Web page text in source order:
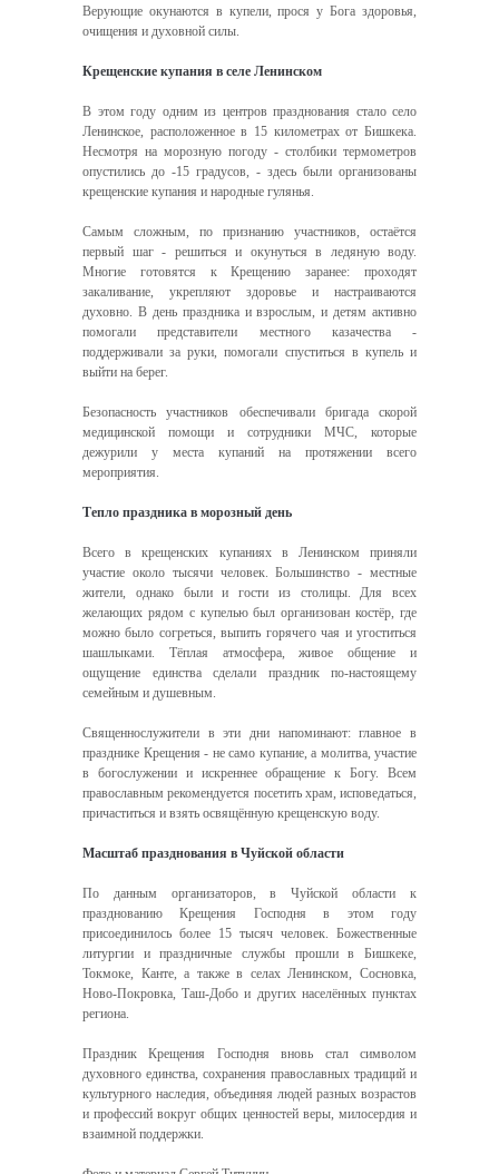
Верующие окунаются в купели, прося у Бога здоровья,
очищения и духовной силы.
Крещенские купания в селе Ленинском
В этом году одним из центров празднования стало село
Ленинское, расположенное в 15 километрах от Бишкека.
Несмотря на морозную погоду - столбики термометров
опустились до -15 градусов, - здесь были организованы
крещенские купания и народные гулянья.
Самым сложным, по признанию участников, остаётся
первый шаг - решиться и окунуться в ледяную воду.
Многие готовятся к Крещению заранее: проходят
закаливание, укрепляют здоровье и настраиваются
духовно. В день праздника и взрослым, и детям активно
помогали представители местного казачества -
поддерживали за руки, помогали спуститься в купель и
выйти на берег.
Безопасность участников обеспечивали бригада скорой
медицинской помощи и сотрудники МЧС, которые
дежурили у места купаний на протяжении всего
мероприятия.
Тепло праздника в морозный день
Всего в крещенских купаниях в Ленинском приняли
участие около тысячи человек. Большинство - местные
жители, однако были и гости из столицы. Для всех
желающих рядом с купелью был организован костёр, где
можно было согреться, выпить горячего чая и угоститься
шашлыками. Тёплая атмосфера, живое общение и
ощущение единства сделали праздник по-настоящему
семейным и душевным.
Священнослужители в эти дни напоминают: главное в
празднике Крещения - не само купание, а молитва, участие
в богослужении и искреннее обращение к Богу. Всем
православным рекомендуется посетить храм, исповедаться,
причаститься и взять освящённую крещенскую воду.
Масштаб празднования в Чуйской области
По данным организаторов, в Чуйской области к
празднованию Крещения Господня в этом году
присоединилось более 15 тысяч человек. Божественные
литургии и праздничные службы прошли в Бишкеке,
Токмоке, Канте, а также в селах Ленинском, Сосновка,
Ново-Покровка, Таш-Добо и других населённых пунктах
региона.
Праздник Крещения Господня вновь стал символом
духовного единства, сохранения православных традиций и
культурного наследия, объединяя людей разных возрастов
и профессий вокруг общих ценностей веры, милосердия и
взаимной поддержки.